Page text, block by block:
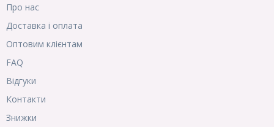
Про нас
Доставка і оплата
Оптовим клієнтам
FAQ
Відгуки
Контакти
Знижки